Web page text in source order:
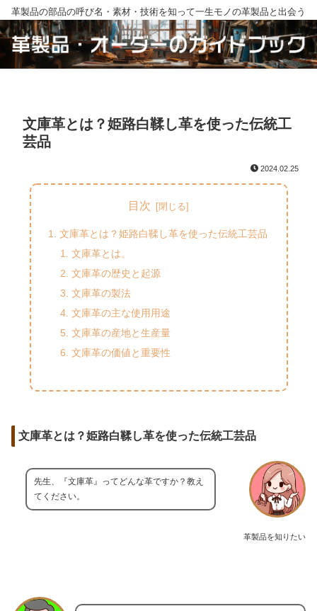
革製品の部品の呼び名・素材・技術を知って一生モノの革製品と出会う
文庫革とは？姫路白鞣し革を使った伝統工
芸品
2024.02.25
目次
文庫革とは？姫路白鞣し革を使った伝統工芸品
文庫革とは。
文庫革の歴史と起源
文庫革の製法
文庫革の主な使用用途
文庫革の産地と生産量
文庫革の価値と重要性
文庫革とは？姫路白鞣し革を使った伝統工芸品
革製品を知りたい
先生、『文庫革』ってどんな革ですか？教え
てください。